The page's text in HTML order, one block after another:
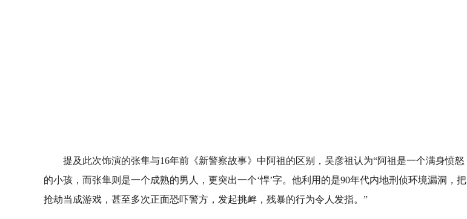
提及此次饰演的张隼与16年前《新警察故事》中阿祖的区别，吴彦祖认为“阿祖是一个满身愤怒
的小孩，而张隼则是一个成熟的男人，更突出一个‘悍’字。他利用的是90年代内地刑侦环境漏洞，把
抢劫当成游戏，甚至多次正面恐吓警方，发起挑衅，残暴的行为令人发指。”